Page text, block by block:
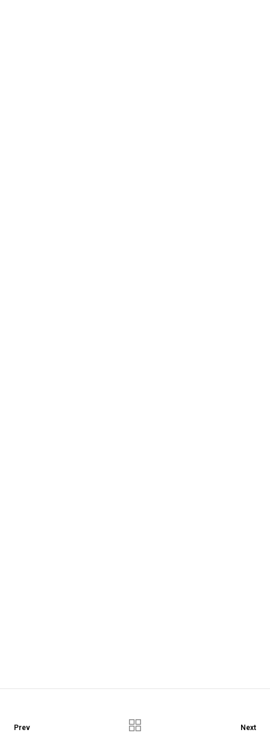
Prev Next